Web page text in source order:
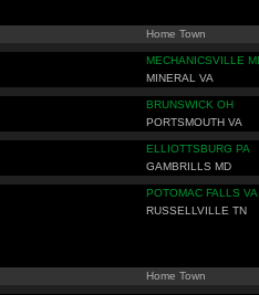
Home Town
MECHANICSVILLE
MINERAL VA
BRUNSWICK OH
PORTSMOUTH VA
ELLIOTTSBURG PA
GAMBRILLS MD
POTOMAC FALLS VA
RUSSELLVILLE TN
Home Town